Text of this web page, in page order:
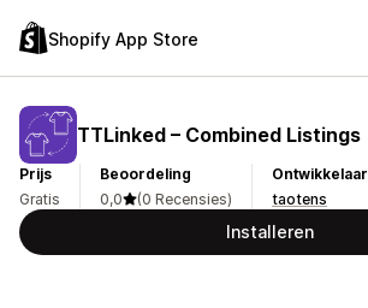
Shopify App Store
TTLinked – Combined Listings
Prijs
Gratis
Beoordeling
0,0
(0 Recensies)
Ontwikkelaar
taotens
Installeren